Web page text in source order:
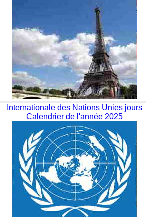
Internationale des Nations Unies jours
Calendrier de l'année 2025